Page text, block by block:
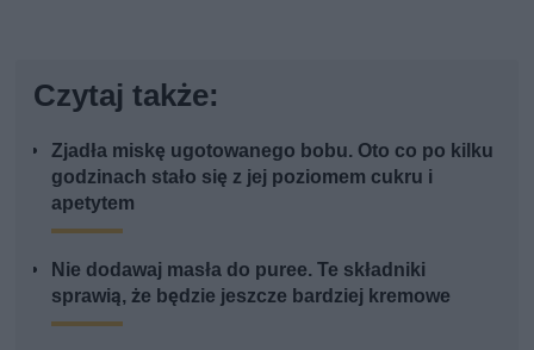
Czytaj także:
Zjadła miskę ugotowanego bobu. Oto co po kilku
godzinach stało się z jej poziomem cukru i
apetytem
Nie dodawaj masła do puree. Te składniki
sprawią, że będzie jeszcze bardziej kremowe